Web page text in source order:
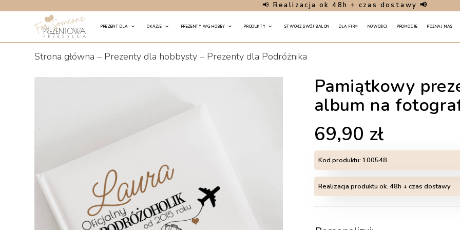
📢 Realizacja ok 48h + czas dostawy 📢
PREZENT DLA OKAZJE PREZENTY WG HOBBY PRODUKTY STWÓRZ SWÓJ BALON DLA FIRM NOWOŚCI PROMOCJE POZNAJ NAS
Strona główna – Prezenty dla hobbysty – Prezenty dla Podróżnika
Pamiątkowy
album na
69,90 zł
Kod produktu: 100548
Realizacja produktu ok. 48h + czas dostawy